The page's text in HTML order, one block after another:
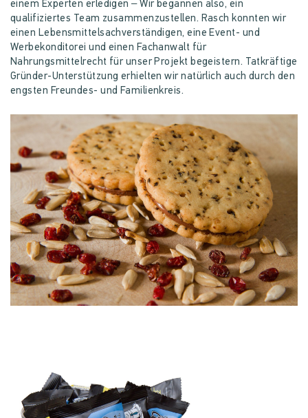
einem Experten erledigen – Wir begannen also, ein
qualifiziertes Team zusammenzustellen. Rasch konnten wir
einen Lebensmittelsachverständigen, eine Event- und
Werbekonditorei und einen Fachanwalt für
Nahrungsmittelrecht für unser Projekt begeistern. Tatkräftige
Gründer-Unterstützung erhielten wir natürlich auch durch den
engsten Freundes- und Familienkreis.